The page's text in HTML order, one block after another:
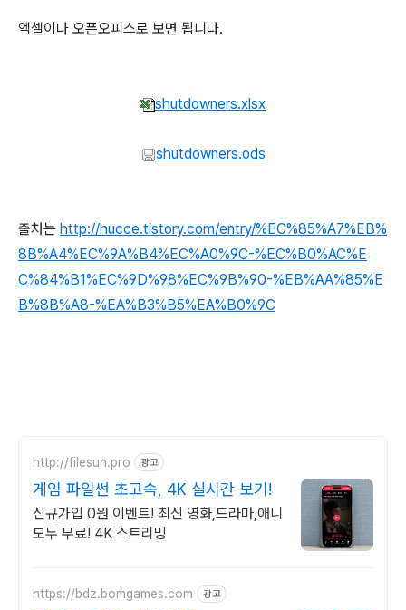
엑셀이나 오픈오피스로 보면 됩니다.
shutdowners.xlsx
shutdowners.ods
출처는 http://hucce.tistory.com/entry/%EC%85%A7%EB%
8B%A4%EC%9A%B4%EC%A0%9C-%EC%B0%AC%E
C%84%B1%EC%9D%98%EC%9B%90-%EB%AA%85%E
B%8B%A8-%EA%B3%B5%EA%B0%9C
http://filesun.pro 광고
게임 파일썬 초고속, 4K 실시간 보기!
신규가입 0원 이벤트! 최신 영화,드라마,애니
모두 무료! 4K 스트리밍
https://bdz.bomgames.com 광고